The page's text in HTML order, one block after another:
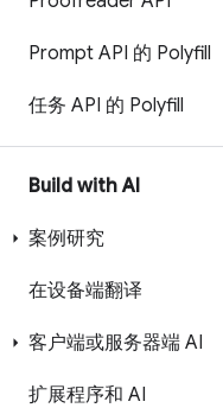
Prompt API 的 Polyfill
任务 API 的 Polyfill
Build with AI
案例研究
在设备端翻译
客户端或服务器端 AI
扩展程序和 AI